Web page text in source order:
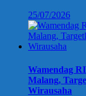
25/07/2026
Wamendag
Malang,
Wirausaha